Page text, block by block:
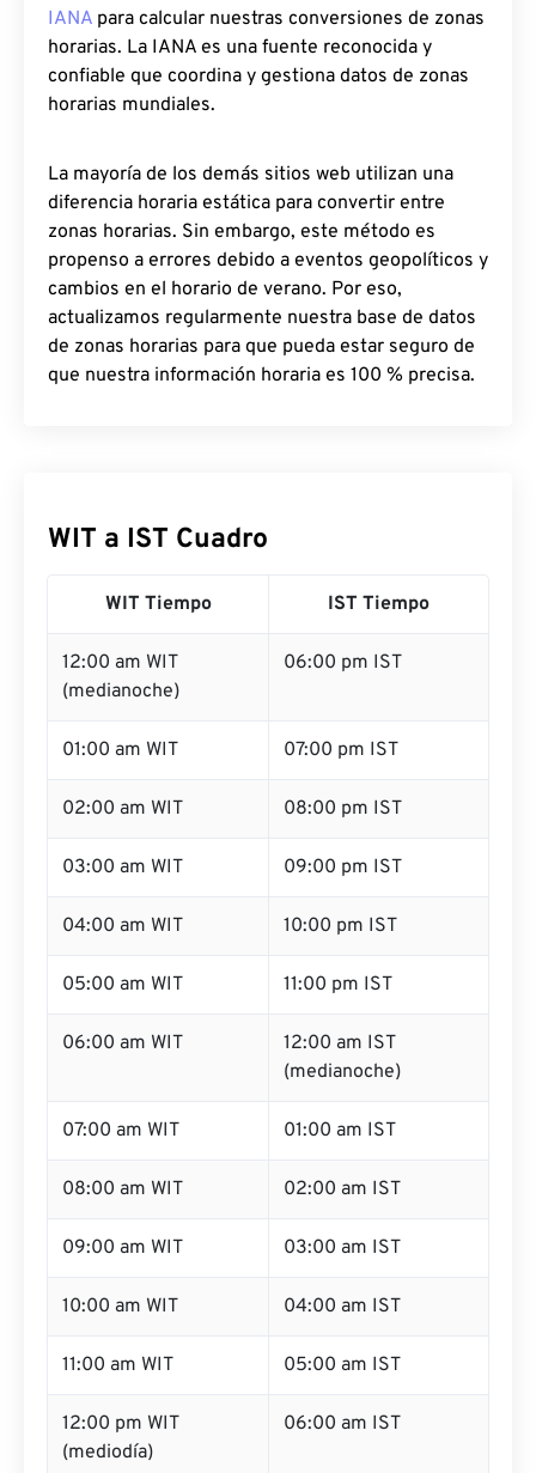
IANA para calcular nuestras conversiones de zonas
horarias. La IANA es una fuente reconocida y
confiable que coordina y gestiona datos de zonas
horarias mundiales.
La mayoría de los demás sitios web utilizan una
diferencia horaria estática para convertir entre
zonas horarias. Sin embargo, este método es
propenso a errores debido a eventos geopolíticos y
cambios en el horario de verano. Por eso,
actualizamos regularmente nuestra base de datos
de zonas horarias para que pueda estar seguro de
que nuestra información horaria es 100 % precisa.
WIT a IST Cuadro
WIT Tiempo IST Tiempo
12:00 am WIT
(medianoche)
06:00 pm IST
01:00 am WIT 07:00 pm IST
02:00 am WIT 08:00 pm IST
03:00 am WIT 09:00 pm IST
04:00 am WIT 10:00 pm IST
05:00 am WIT 11:00 pm IST
06:00 am WIT
12:00 am IST
(medianoche)
07:00 am WIT 01:00 am IST
08:00 am WIT 02:00 am IST
09:00 am WIT 03:00 am IST
10:00 am WIT 04:00 am IST
11:00 am WIT 05:00 am IST
12:00 pm WIT
(mediodía)
06:00 am IST